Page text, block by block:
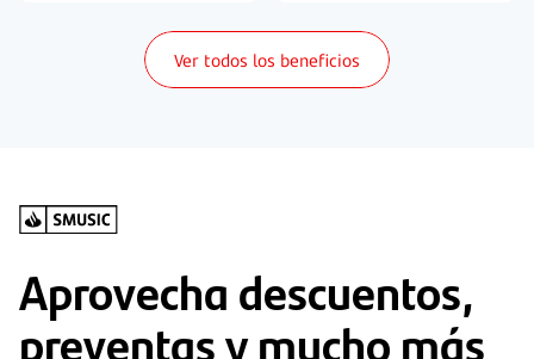
Ver todos los beneficios
Aprovecha descuentos,
preventas y mucho más